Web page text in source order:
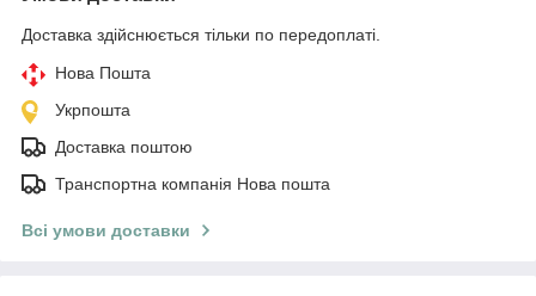
Доставка здійснюється тільки по передоплаті.
Нова Пошта
Укрпошта
Доставка поштою
Транспортна компанія Нова пошта
Всі умови доставки